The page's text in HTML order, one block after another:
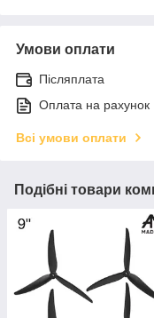
Умови оплати
Післяплата
Оплата на рахунок
Всі умови оплати
Подібні товари